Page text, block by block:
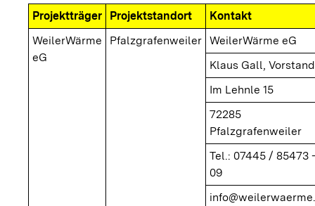
Projektträger Projektstandort
Kontakt
WeilerWärme
eG
Pfalzgrafenweiler WeilerWärme eG
Klaus Gall, Vorstand
Im Lehnle 15
72285
Pfalzgrafenweiler
Tel.: 07445 / 85473 -
09